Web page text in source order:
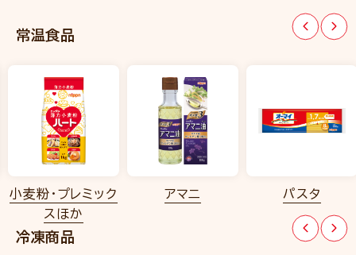
常温食品
小麦粉・プレミック
スほか
アマニ パスタ
冷凍商品